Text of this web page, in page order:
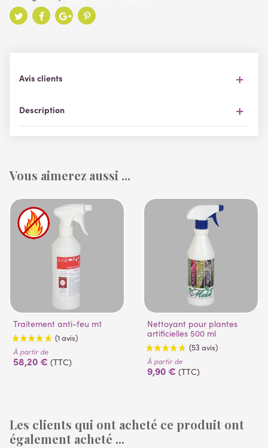
Description
Avis clients
Vous aimerez aussi ...
Traitement anti-feu m1
À partir de
58,20 € (TTC)
Nettoyant pour plantes
artificielles 500 ml
À partir de
9,90 € (TTC)
Les clients qui ont acheté ce produit ont
également acheté ...